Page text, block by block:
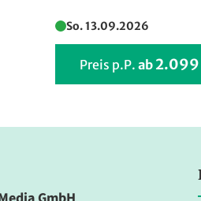
So. 13.09.2026
Preis p.P. ab 2.099